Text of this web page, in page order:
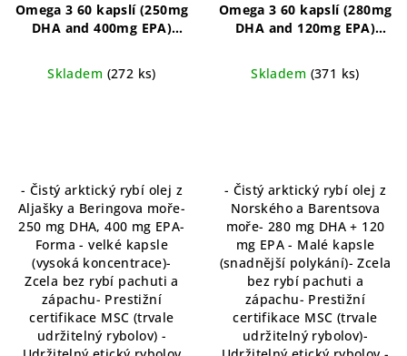
Omega 3 60 kapslí (250mg
DHA and 400mg EPA)
mastné kyseliny z
aljašských ryb – podpora
Skladem (272 ks)
- Čistý arktický rybí olej z
Aljašky a Beringova moře-
250 mg DHA, 400 mg EPA-
Forma - velké kapsle
(vysoká koncentrace)-
Zcela bez rybí pachuti a
zápachu- Prestižní
certifikace MSC (trvale
udržitelný rybolov) -
Omega 3 60 kapslí (280mg
DHA and 120mg EPA)
obsahem DHA a EPA pro
podporu zdraví
Skladem (371 ks)
- Čistý arktický rybí olej z
Norského a Barentsova
moře- 280 mg DHA + 120
mg EPA - Malé kapsle
(snadnější polykání)- Zcela
bez rybí pachuti a
zápachu- Prestižní
certifikace MSC (trvale
udržitelný rybolov)-